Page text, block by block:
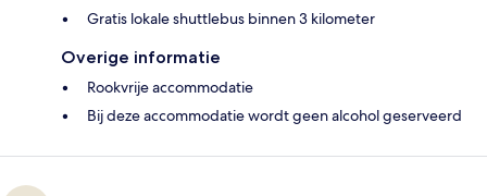
Gratis lokale shuttlebus binnen 3 kilometer
Overige informatie
Rookvrije accommodatie
Bij deze accommodatie wordt geen alcohol geserveerd